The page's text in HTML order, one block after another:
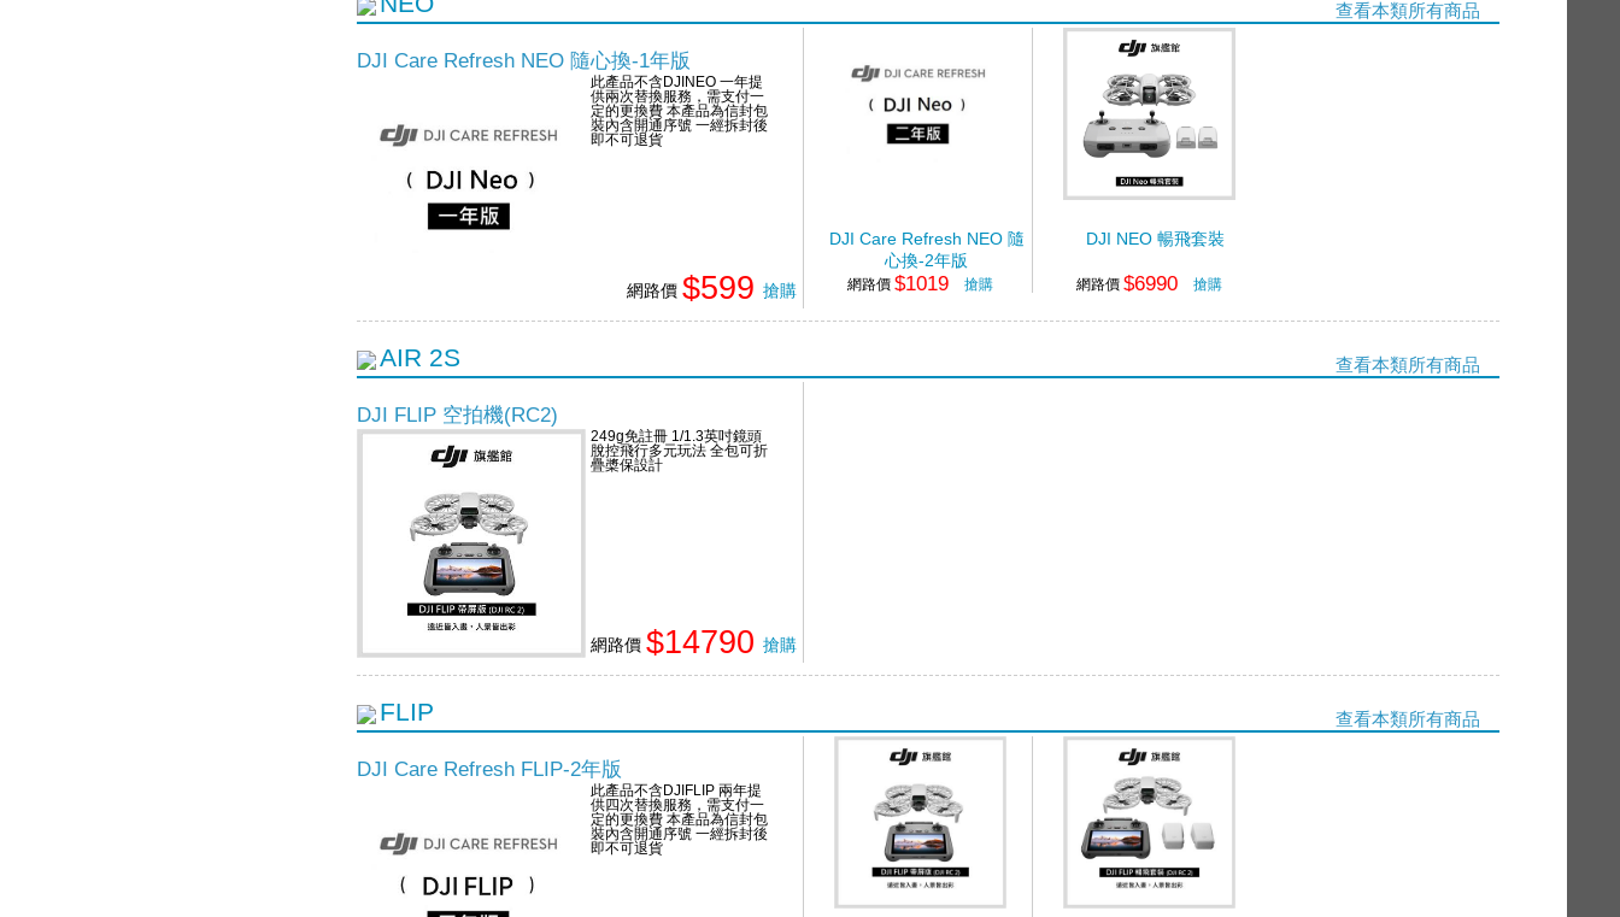
查看本類所有商品
DJI Care Refresh NEO 隨心換-1年版
此產品不含DJINEO 一年提
供兩次替換服務，需支付一
定的更換費 本產品為信封包
裝內含開通序號 一經拆封後
即不可退貨
網路價 $599 搶購
DJI Care Refresh NEO 隨
心換-2年版
網路價 $1019 搶購
DJI NEO 暢飛套裝
網路價 $6990 搶購
AIR 2S 查看本類所有商品
DJI FLIP 空拍機(RC2)
249g免註冊 1/1.3英吋鏡頭
脫控飛行多元玩法 全包可折
疊槳保設計
網路價 $14790 搶購
FLIP 查看本類所有商品
DJI Care Refresh FLIP-2年版
此產品不含DJIFLIP 兩年提
供四次替換服務，需支付一
定的更換費 本產品為信封包
裝內含開通序號 一經拆封後
即不可退貨